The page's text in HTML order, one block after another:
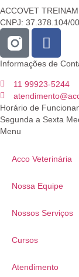
ACCOVET
CNPJ: 37.378.104/
Informações de
11 99923-5244
Horário de
Segunda a Sexta
Menu
Acco Veterinária
Nossa Equipe
Nossos Serviços
Cursos
Atendimento